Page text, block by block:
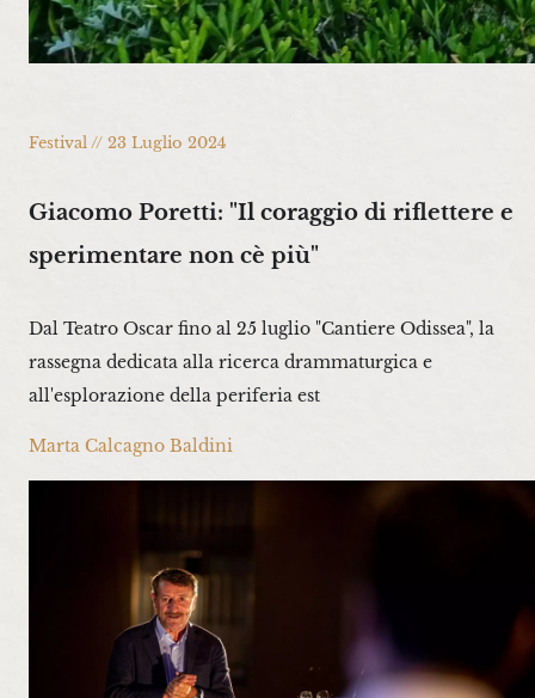
Giacomo Poretti: "Il coraggio di riflettere e
sperimentare non cè più"
Dal Teatro Oscar fino al 25 luglio "Cantiere Odissea", la
rassegna dedicata alla ricerca drammaturgica e
all'esplorazione della periferia est
Marta Calcagno Baldini
Festival // 23 Luglio 2024